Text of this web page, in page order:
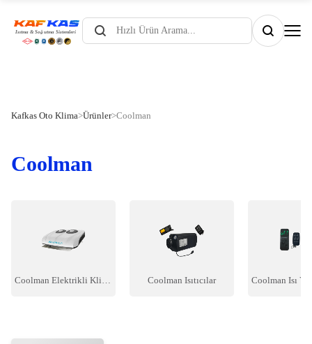
Products
search
Kafkas Oto Klima>Ürünler>Coolman
Coolman
Coolman Elektrikli Klima Coolman Isıtıcılar